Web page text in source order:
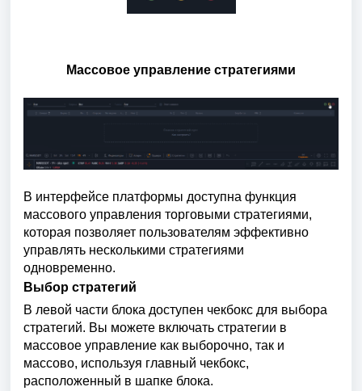
Массовое управление стратегиями
В интерфейсе платформы доступна функция
массового управления торговыми стратегиями,
которая позволяет пользователям эффективно
управлять несколькими стратегиями
одновременно.
Выбор стратегий
В левой части блока доступен чекбокс для выбора
стратегий. Вы можете включать стратегии в
массовое управление как выборочно, так и
массово, используя главный чекбокс,
расположенный в шапке блока.